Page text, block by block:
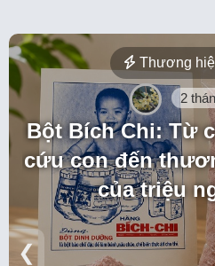
Thương
2
Bột Bích Chi: Từ
cứu con đến
của triệu
❮